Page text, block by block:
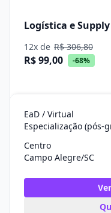
Logística e
12x de R$ 306,80
R$ 99,00 -68%
EaD / Virtual
Centro
Campo Alegre/SC